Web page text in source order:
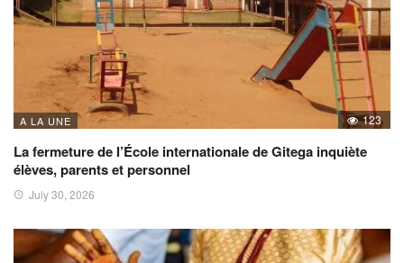
A LA UNE 123
La fermeture de l’École internationale de Gitega inquiète
élèves, parents et personnel
July 30, 2026